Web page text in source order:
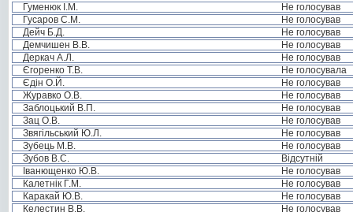
Гуменюк І.М.
Не голосував
Гусаров С.М.
Не голосував
Дейч Б.Д.
Не голосував
Демчишен В.В.
Не голосував
Деркач А.Л.
Не голосував
Єгоренко Т.В.
Не голосувала
Єдін О.Й.
Не голосував
Журавко О.В.
Не голосував
Заблоцький В.П.
Не голосував
Зац О.В.
Не голосував
Звягільський Ю.Л.
Не голосував
Зубець М.В.
Не голосував
Зубов В.С.
Відсутній
Іванющенко Ю.В.
Не голосував
Калетнік Г.М.
Не голосував
Каракай Ю.В.
Не голосував
Келестин В.В.
Не голосував